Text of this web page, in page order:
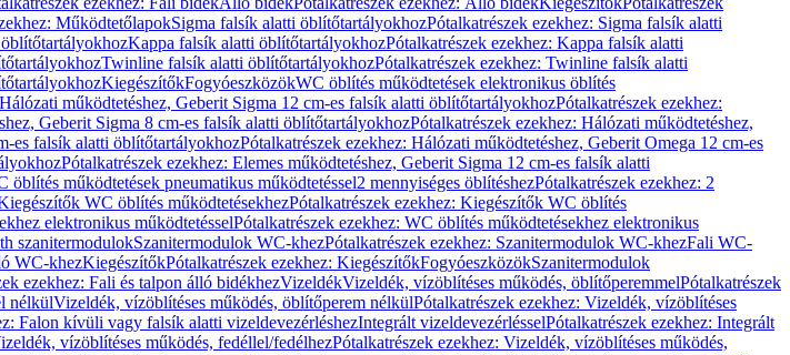
MűködtetőlapokSigma falsík alatti öblítőtartályokhozPótalkatrészek ezekhez: Sigma falsík alatti
Kappa falsík alatti öblítőtartályokhozPótalkatrészek ezekhez: Kappa falsík alatti
Twinline falsík alatti öblítőtartályokhozPótalkatrészek ezekhez: Twinline falsík alatti
KiegészítőkFogyóeszközökWC öblítés működtetések elektronikus öblítés
Hálózati működtetéshez, Geberit Sigma 12 cm-es falsík alatti öblítőtartályokhozPótalkatrészek ezekhez:
Geberit Sigma 8 cm-es falsík alatti öblítőtartályokhozPótalkatrészek ezekhez: Hálózati működtetéshez,
es falsík alatti öblítőtartályokhozPótalkatrészek ezekhez: Hálózati működtetéshez, Geberit Omega 12 cm-es
Pótalkatrészek ezekhez: Elemes működtetéshez, Geberit Sigma 12 cm-es falsík alatti
öblítés működtetések pneumatikus működtetéssel2 mennyiséges öblítéshezPótalkatrészek ezekhez: 2
WC öblítés működtetésekhezPótalkatrészek ezekhez: Kiegészítők WC öblítés
elektronikus működtetésselPótalkatrészek ezekhez: WC öblítés működtetésekhez elektronikus
szanitermodulokSzanitermodulok WC-khezPótalkatrészek ezekhez: Szanitermodulok WC-khezFali WC-
WC-khezKiegészítőkPótalkatrészek ezekhez: KiegészítőkFogyóeszközökSzanitermodulok
ezekhez: Fali és talpon álló bidékhezVizeldékVizeldék, vízöblítéses működés, öblítőperemmelPótalkatrészek
nélkülVizeldék, vízöblítéses működés, öblítőperem nélkülPótalkatrészek ezekhez: Vizeldék, vízöblítéses
Falon kívüli vagy falsík alatti vizeldevezérléshezIntegrált vizeldevezérlésselPótalkatrészek ezekhez: Integrált
vízöblítéses működés, fedéllel/fedélhezPótalkatrészek ezekhez: Vizeldék, vízöblítéses működés,